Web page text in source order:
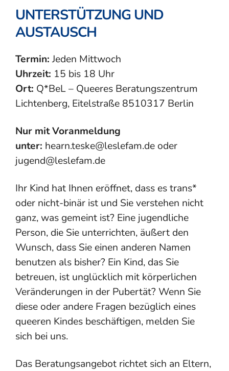
UNTERSTÜTZUNG UND
AUSTAUSCH
Termin:Jeden Mittwoch
Uhrzeit: 15 bis 18 Uhr
Ort: Q*BeL – Queeres Beratungszentrum
Lichtenberg, Eitelstraße 8510317 Berlin
Nur mit Voranmeldung
unter: hearn.teske@leslefam.de oder
jugend@leslefam.de
Ihr Kind hat Ihnen eröffnet, dass es trans*
oder nicht-binär ist und Sie verstehen nicht
ganz, was gemeint ist? Eine jugendliche
Person, die Sie unterrichten, äußert den
Wunsch, dass Sie einen anderen Namen
benutzen als bisher? Ein Kind, das Sie
betreuen, ist unglücklich mit körperlichen
Veränderungen in der Pubertät? Wenn Sie
diese oder andere Fragen bezüglich eines
queeren Kindes beschäftigen, melden Sie
sich bei uns.
Das Beratungsangebot richtet sich an Eltern,